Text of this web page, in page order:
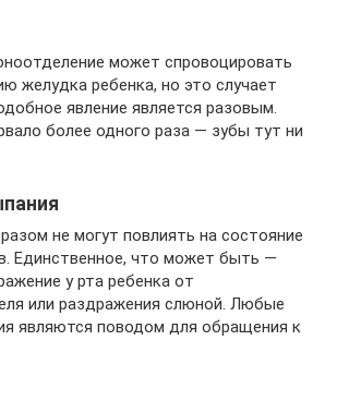
может спровоцировать
желудка ребенка, но это случает
явление является разовым.
более одного раза — зубы тут ни
не могут повлиять на состояние
Единственное, что может быть —
у рта ребенка от
или раздражения слюной. Любые
являются поводом для обращения к